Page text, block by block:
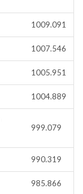
1009.091
1007.546
1005.951
1004.889
999.079
990.319
985.866